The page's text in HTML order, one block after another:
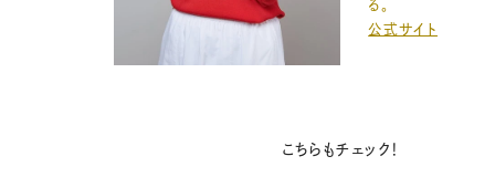
る。
公式サイト
こちらもチェック！